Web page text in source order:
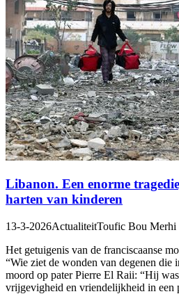
Libanon. Een enorme
harten van kinderen
13-3-2026ActualiteitToufic Bou Merhi
Het getuigenis van de franciscaanse
“Wie ziet de wonden van degenen die
moord op pater Pierre El Raii: “Hij
vrijgevigheid en vriendelijkheid in een